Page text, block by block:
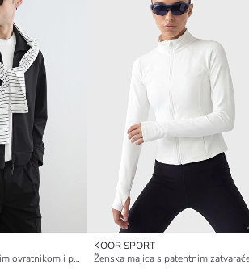
Muški sweatshirt s visokim ovratnikom i patentom
KOOR SPORT